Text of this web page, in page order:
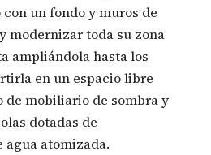
un fondo y muros de
modernizar toda su zona
ampliándola hasta los
en un espacio libre
de mobiliario de sombra y
dotadas de
agua atomizada.